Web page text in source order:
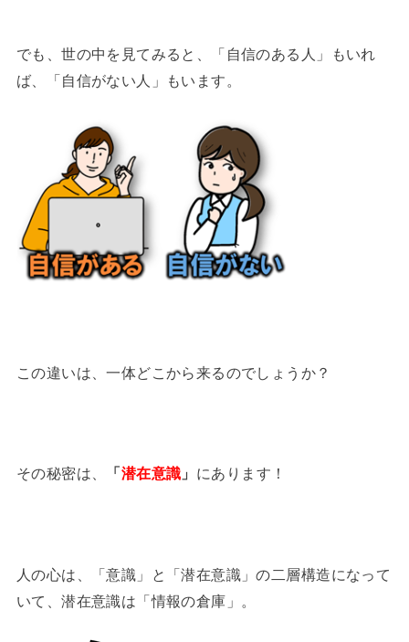
でも、世の中を見てみると、「自信のある人」もいれ
ば、「自信がない人」もいます。
この違いは、一体どこから来るのでしょうか？
その秘密は、 「 潜在意識 」 にあります！
人の心は、「意識」と「潜在意識」の二層構造になって
いて、潜在意識は「情報の倉庫」。